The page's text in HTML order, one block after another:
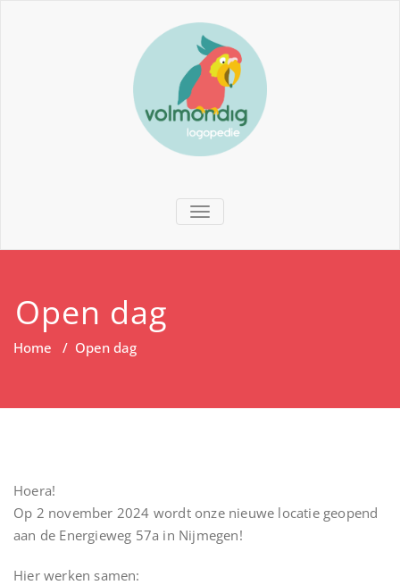
TOGGLE NAVIGATION
Open dag
Home / Open dag
Hoera!
Op 2 november 2024 wordt onze nieuwe locatie geopend
aan de Energieweg 57a in Nijmegen!
Hier werken samen: